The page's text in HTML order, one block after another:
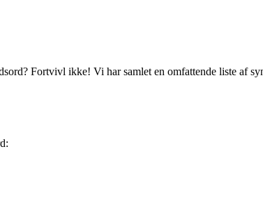
Fortvivl ikke! Vi har samlet en omfattende liste af